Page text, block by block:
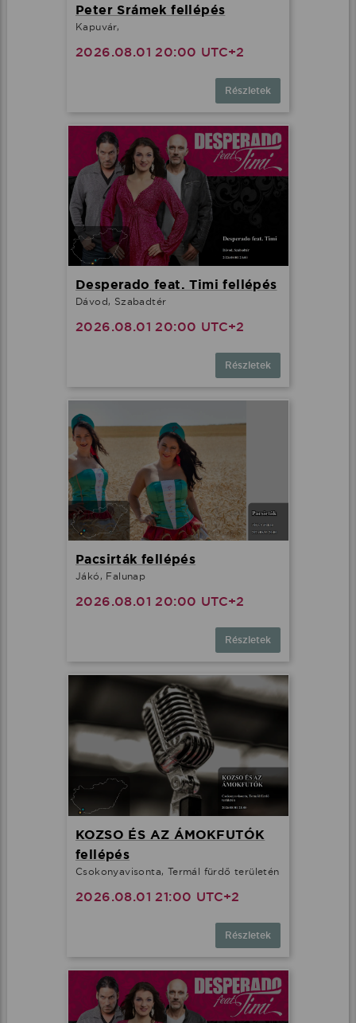
Peter Srámek fellépés
Kapuvár,
2026.08.01 20:00 UTC+2
Részletek
Desperado feat. Timi fellépés
Dávod, Szabadtér
2026.08.01 20:00 UTC+2
Részletek
Pacsirták fellépés
Jákó, Falunap
2026.08.01 20:00 UTC+2
Részletek
KOZSO ÉS AZ ÁMOKFUTÓK
fellépés
Csokonyavisonta, Termál fürdő területén
2026.08.01 21:00 UTC+2
Részletek